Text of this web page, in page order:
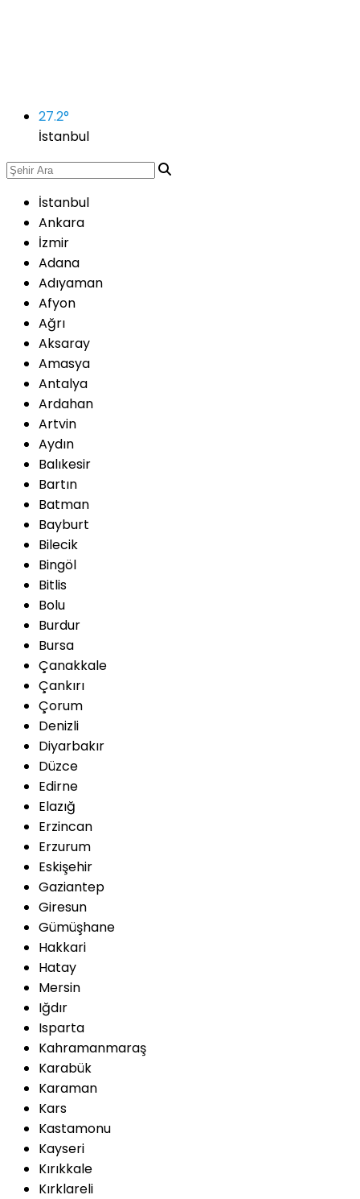
27.2°
İstanbul
İstanbul
Ankara
İzmir
Adana
Adıyaman
Afyon
Ağrı
Aksaray
Amasya
Antalya
Ardahan
Artvin
Aydın
Balıkesir
Bartın
Batman
Bayburt
Bilecik
Bingöl
Bitlis
Bolu
Burdur
Bursa
Çanakkale
Çankırı
Çorum
Denizli
Diyarbakır
Düzce
Edirne
Elazığ
Erzincan
Erzurum
Eskişehir
Gaziantep
Giresun
Gümüşhane
Hakkari
Hatay
Mersin
Iğdır
Isparta
Kahramanmaraş
Karabük
Karaman
Kars
Kastamonu
Kayseri
Kırıkkale
Kırklareli